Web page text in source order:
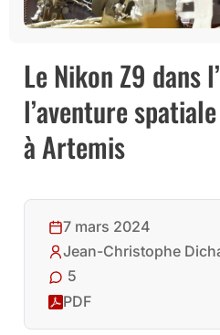
Le Nikon Z9 dans
l’aventure
à Artemis
7 mars 2024
Jean-Christophe
5
PDF